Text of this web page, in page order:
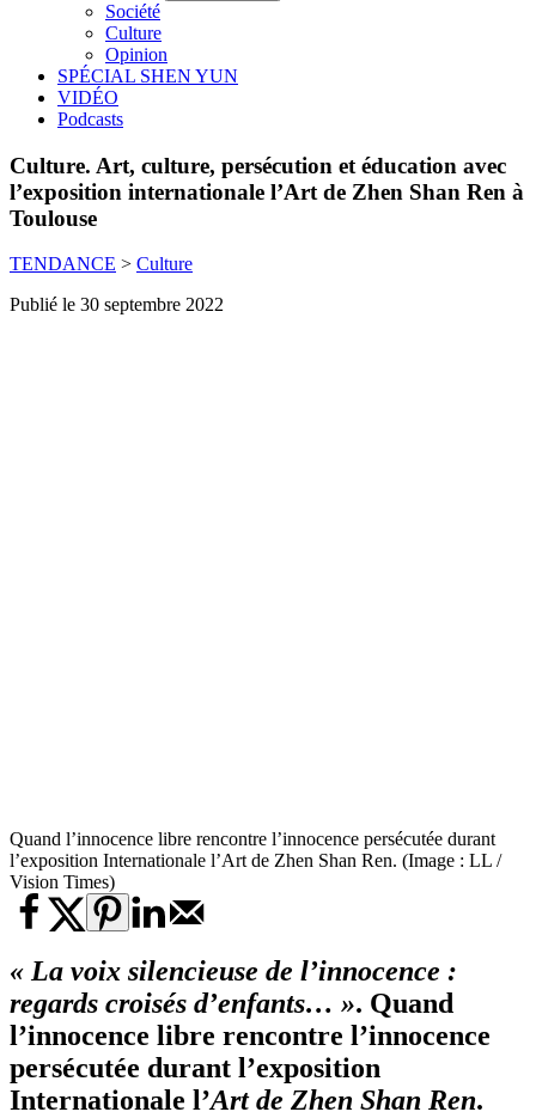
Société
Culture
Opinion
SPÉCIAL SHEN YUN
VIDÉO
Podcasts
Culture. Art, culture, persécution et éducation avec
l’exposition internationale l’Art de Zhen Shan Ren à
Toulouse
TENDANCE > Culture
Publié le 30 septembre 2022
Quand l’innocence libre rencontre l’innocence persécutée durant
l’exposition Internationale l’Art de Zhen Shan Ren. (Image : LL /
Vision Times)
« La voix silencieuse de l’innocence :
regards croisés d’enfants… ». Quand
l’innocence libre rencontre l’innocence
persécutée durant l’exposition
Internationale l’Art de Zhen Shan Ren.